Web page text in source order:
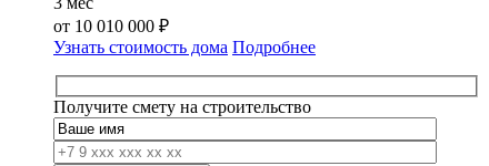
от 10 010 000 ₽
Узнать стоимость дома Подробнее
Получите смету на строительство